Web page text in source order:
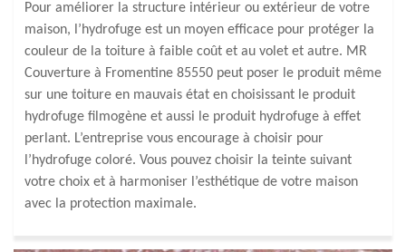
Pour améliorer la structure intérieur ou extérieur de votre
maison, l’hydrofuge est un moyen efficace pour protéger la
couleur de la toiture à faible coût et au volet et autre. MR
Couverture à Fromentine 85550 peut poser le produit même
sur une toiture en mauvais état en choisissant le produit
hydrofuge filmogène et aussi le produit hydrofuge à effet
perlant. L’entreprise vous encourage à choisir pour
l’hydrofuge coloré. Vous pouvez choisir la teinte suivant
votre choix et à harmoniser l’esthétique de votre maison
avec la protection maximale.